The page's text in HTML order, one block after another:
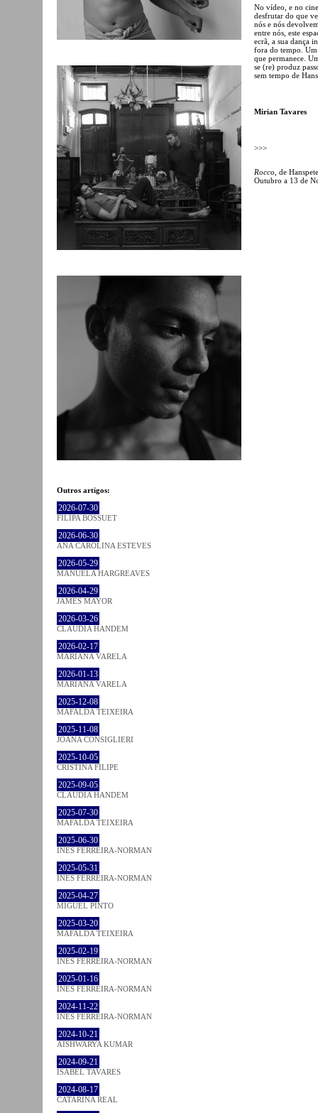
Outros artigos:
2026-07-30
FILIPA BOSSUET
2026-06-30
ANA CAROLINA ESTEVES
2026-05-29
MANUELA HARGREAVES
2026-04-29
JAMES MAYOR
2026-03-26
CLÁUDIA HANDEM
2026-02-17
MARIANA VARELA
2026-01-13
MARIANA VARELA
2025-12-08
MAFALDA TEIXEIRA
2025-11-08
JOANA CONSIGLIERI
2025-10-05
CRISTINA FILIPE
2025-09-05
CLÁUDIA HANDEM
2025-07-30
MAFALDA TEIXEIRA
2025-06-30
INÊS FERREIRA-NORMAN
2025-05-31
INÊS FERREIRA-NORMAN
2025-04-27
MIGUEL PINTO
2025-03-20
MAFALDA TEIXEIRA
2025-02-19
INÊS FERREIRA-NORMAN
2025-01-16
INÊS FERREIRA-NORMAN
2024-11-22
INÊS FERREIRA-NORMAN
2024-10-21
AISHWARYA KUMAR
2024-09-21
ISABEL TAVARES
2024-08-17
CATARINA REAL
No vídeo, e no
desfrutar do que
nós e nós
entre nós, este
ecrã, a sua dança
fora do tempo. Um
que permanece.
se (re) produz
sem tempo de
Mirian Tavares
>>>
Rocco , de
Outubro a 13 de